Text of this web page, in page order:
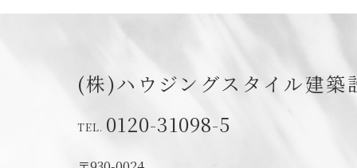
(株)ハウジングスタイル建築
0120-31098-5